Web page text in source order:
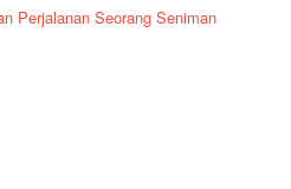
Perjalanan Seorang Seniman